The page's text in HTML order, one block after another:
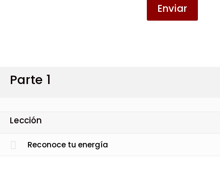
Enviar
Parte 1
Lección
Reconoce tu energía